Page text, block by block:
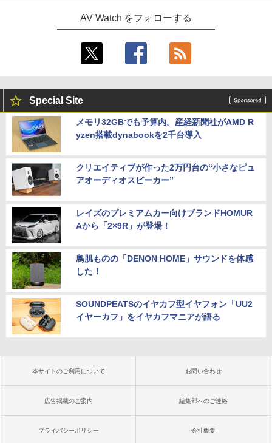
AV Watch をフォローする
Special Site
メモリ32GBでも予算内。産経新聞社がAMD R
yzen搭載dynabookを2千台導入
クリエイティブが作った2万円台の“小さなピュ
アオーディオスピーカー”
レイズのプレミアムカー向けブランドHOMUR
Aから「2×9R」が登場！
鳥肌ものの「DENON HOME」サウンドを体感
した！
SOUNDPEATSのイヤカフ型イヤフォン「UU2
イヤーカフ」をイヤカフマニアが語る
本サイトのご利用について お問い合わせ
広告掲載のご案内 編集部へのご連絡
プライバシーポリシー 会社概要